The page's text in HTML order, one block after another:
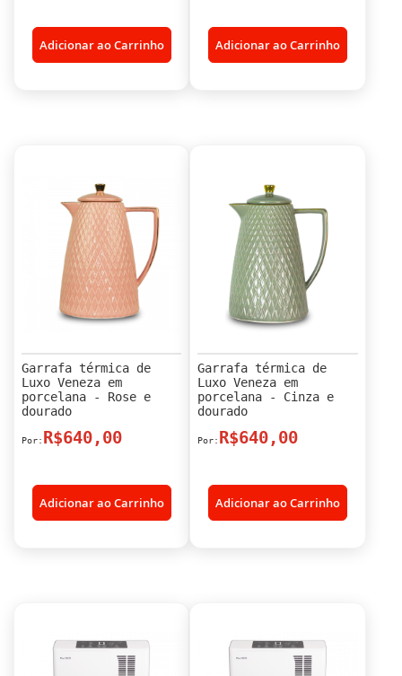
Adicionar ao Carrinho Adicionar ao Carrinho
Garrafa térmica de
Luxo Veneza em
porcelana - Rose e
dourado
R$640,00
Adicionar ao Carrinho
Garrafa térmica de
Luxo Veneza em
porcelana - Cinza e
dourado
R$640,00
Adicionar ao Carrinho